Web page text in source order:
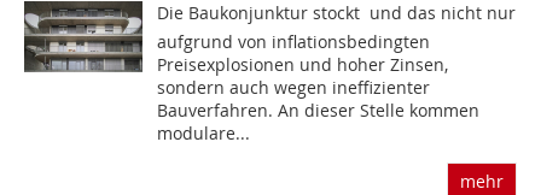
Die Baukonjunktur stockt  und das nicht nur
aufgrund von inflationsbedingten
Preisexplosionen und hoher Zinsen,
sondern auch wegen ineffizienter
Bauverfahren. An dieser Stelle kommen
modulare...
mehr